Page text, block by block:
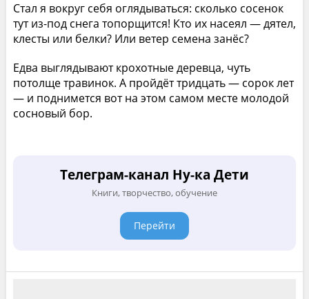
Стал я вокруг себя оглядываться: сколько сосенок
тут из-под снега топорщится! Кто их насеял — дятел,
клесты или белки? Или ветер семена занёс?
Едва выглядывают крохотные деревца, чуть
потолще травинок. А пройдёт тридцать — сорок лет
— и поднимется вот на этом самом месте молодой
сосновый бор.
Телеграм-канал Ну-ка Дети
Книги, творчество, обучение
Перейти